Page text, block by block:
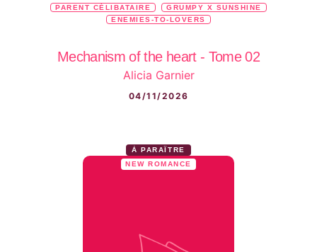
PARENT CÉLIBATAIRE
GRUMPY X SUNSHINE
ENEMIES-TO-LOVERS
Mechanism of the heart - Tome 02
Alicia Garnier
04/11/2026
À PARAÎTRE
NEW ROMANCE